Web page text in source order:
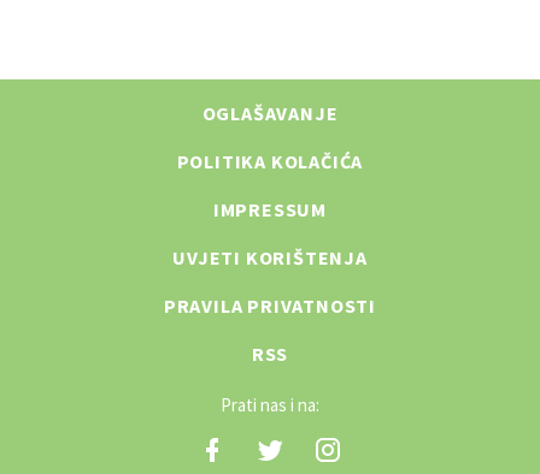
OGLAŠAVANJE
POLITIKA KOLAČIĆA
IMPRESSUM
UVJETI KORIŠTENJA
PRAVILA PRIVATNOSTI
RSS
Prati nas i na: